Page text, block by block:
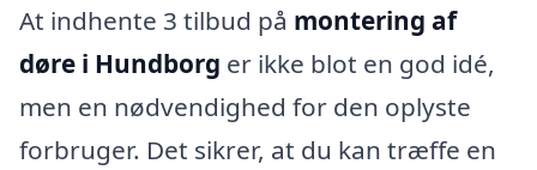
At indhente 3 tilbud på montering af
døre i Hundborg er ikke blot en god idé,
men en nødvendighed for den oplyste
forbruger. Det sikrer, at du kan træffe en